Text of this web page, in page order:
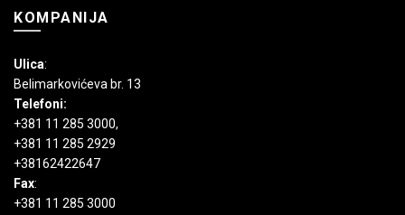
KOMPANIJA
Ulica:
Belimarkovićeva br. 13
Telefoni:
+381 11 285 3000,
+381 11 285 2929
+38162422647
Fax:
+381 11 285 3000